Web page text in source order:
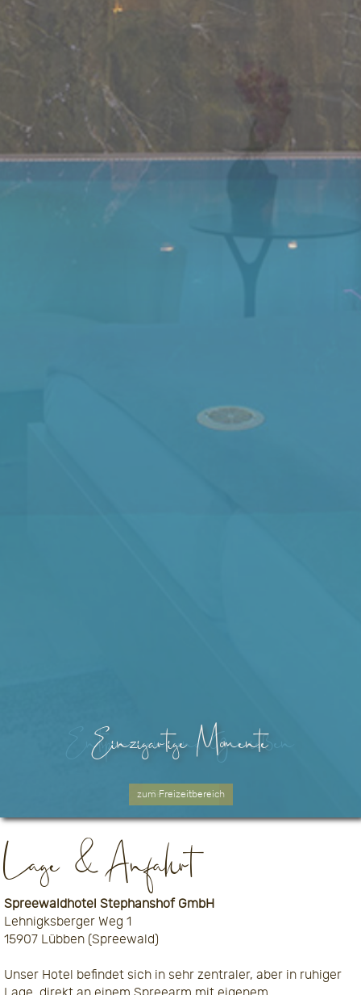
Entspannen und Genießen
Jetzt buchen!
Einzigartige Momente
zum Freizeitbereich
Einzigartige Momente
zum Freizeitbereich
Willkommen im Spreewald
zum Paddelbootverleih
Lage & Anfahrt
Spreewaldhotel Stephanshof GmbH
Lehnigksberger Weg 1
15907 Lübben (Spreewald)
Unser Hotel befindet sich in sehr zentraler, aber in ruhiger